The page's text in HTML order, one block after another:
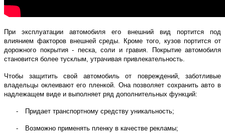
При эксплуатации автомобиля его внешний вид портится под
влиянием факторов внешней среды. Кроме того, кузов портится от
дорожного покрытия - песка, соли и гравия. Покрытие автомобиля
становится более тусклым, утрачивая привлекательность.
Чтобы защитить свой автомобиль от повреждений, заботливые
владельцы оклеивают его пленкой. Она позволяет сохранить авто в
надлежащем виде и выполняет ряд дополнительных функций:
- Придает транспортному средству уникальность;
- Возможно применять пленку в качестве рекламы;